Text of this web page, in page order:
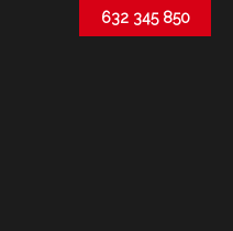
632 345 850